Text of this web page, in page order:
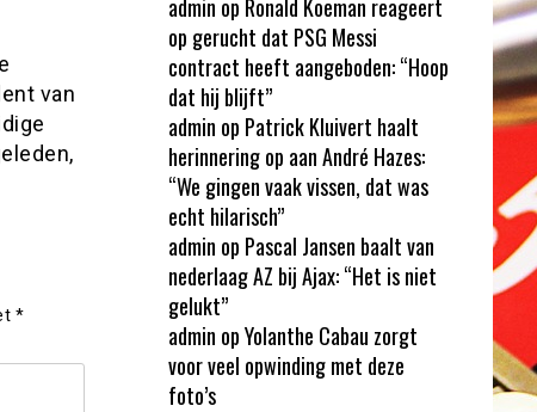
van
*
admin op Ronald Koeman reageert
op gerucht dat PSG Messi
contract heeft aangeboden: “Hoop
dat hij blijft”
admin op Patrick Kluivert haalt
herinnering op aan André Hazes:
“We gingen vaak vissen, dat was
echt hilarisch”
admin op Pascal Jansen baalt van
nederlaag AZ bij Ajax: “Het is niet
gelukt”
admin opYolanthe Cabau zorgt
voor veel opwinding met deze
foto’s